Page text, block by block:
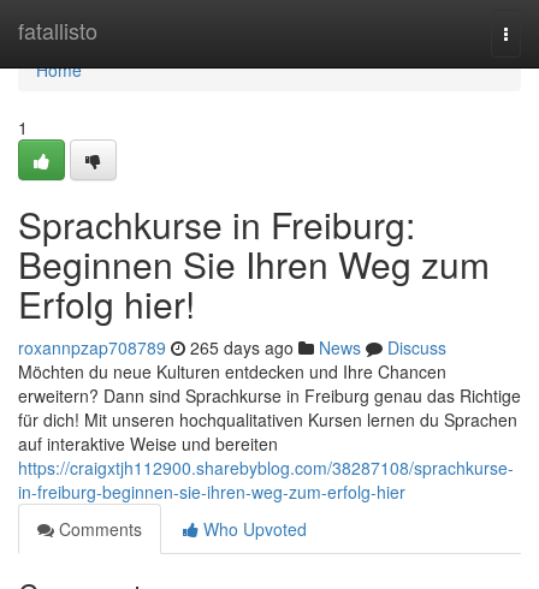
fatallisto
Home
Home
1
Sprachkurse in Freiburg:
Beginnen Sie Ihren Weg zum
Erfolg hier!
roxannpzap708789 265 days ago News
Discuss
Möchten du neue Kulturen entdecken und Ihre Chancen
erweitern? Dann sind Sprachkurse in Freiburg genau das Richtige
für dich! Mit unseren hochqualitativen Kursen lernen du Sprachen
auf interaktive Weise und bereiten
https://craigxtjh112900.sharebyblog.com/38287108/sprachkurse-
in-freiburg-beginnen-sie-ihren-weg-zum-erfolg-hier
Comments
Who Upvoted